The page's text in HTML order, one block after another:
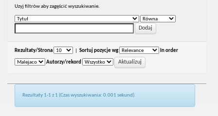
Uzyj filtrów aby zagęścić wyszukiwanie.
Rezultaty/Strona Sortuj pozycje wg In order
Autorzy/rekord
Rezultaty 1-1 z 1 (Czas wyszukiwania: 0.001 sekund).